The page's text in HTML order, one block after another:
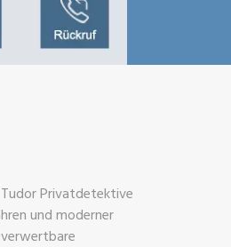
Privatdetektive
und moderner